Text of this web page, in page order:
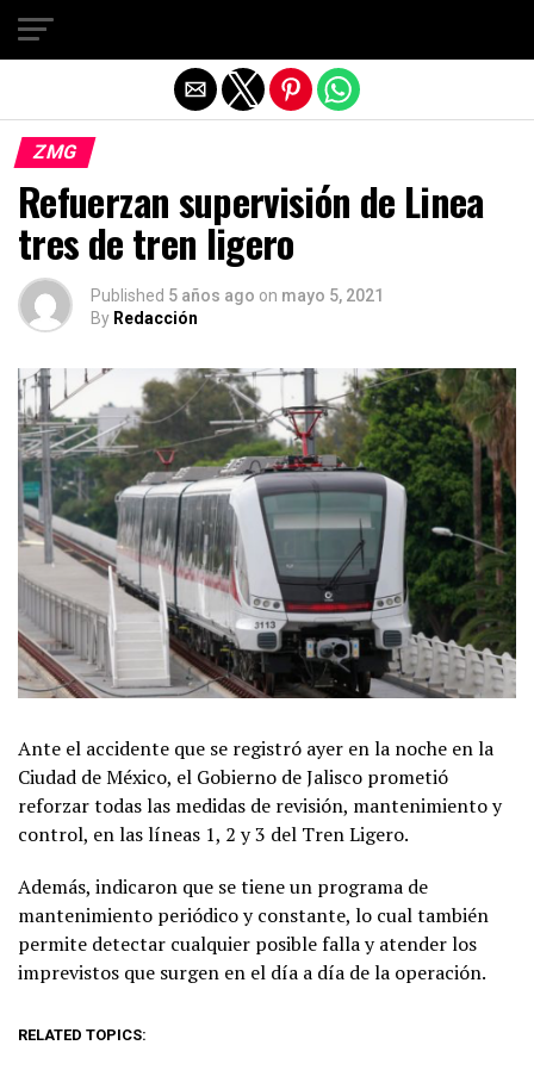
ZMG
Refuerzan supervisión de Linea
tres de tren ligero
Published 5 años ago on mayo 5, 2021
By Redacción
Ante el accidente que se registró ayer en la noche en la
Ciudad de México, el Gobierno de Jalisco prometió
reforzar todas las medidas de revisión, mantenimiento y
control, en las líneas 1, 2 y 3 del Tren Ligero.
Además, indicaron que se tiene un programa de
mantenimiento periódico y constante, lo cual también
permite detectar cualquier posible falla y atender los
imprevistos que surgen en el día a día de la operación.
RELATED TOPICS: